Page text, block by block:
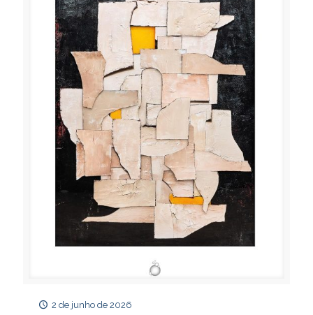
2 de junho de 2026